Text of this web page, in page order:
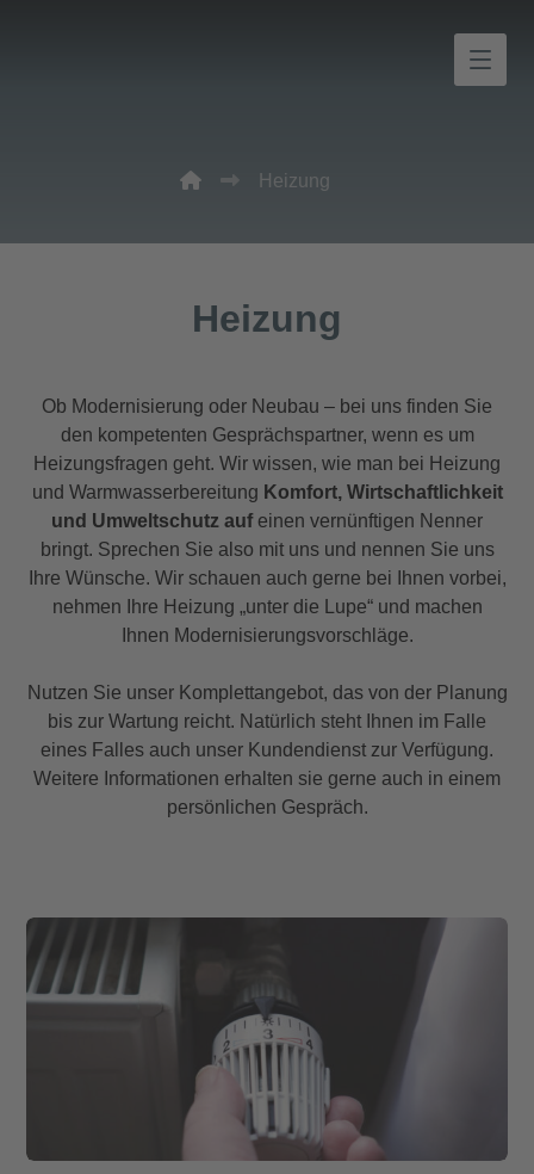
Heizung
Heizung
Ob Modernisierung oder Neubau – bei uns finden Sie
den kompetenten Gesprächspartner, wenn es um
Heizungsfragen geht. Wir wissen, wie man bei Heizung
und Warmwasserbereitung Komfort, Wirtschaftlichkeit
und Umweltschutz aufeinen vernünftigen Nenner
bringt. Sprechen Sie also mit uns und nennen Sie uns
Ihre Wünsche. Wir schauen auch gerne bei Ihnen vorbei,
nehmen Ihre Heizung „unter die Lupe“ und machen
Ihnen Modernisierungsvorschläge.
Nutzen Sie unser Komplettangebot, das von der Planung
bis zur Wartung reicht. Natürlich steht Ihnen im Falle
eines Falles auch unser Kundendienst zur Verfügung.
Weitere Informationen erhalten sie gerne auch in einem
persönlichen Gespräch.